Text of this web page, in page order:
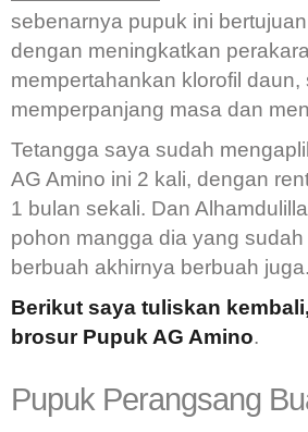
sebenarnya pupuk ini
dengan meningkatkan
mempertahankan klorofil
memperpanjang masa dan
Tetangga saya sudah
AG Amino ini 2 kali, dengan
1 bulan sekali. Dan
pohon mangga dia yang
berbuah akhirnya berbuah juga.
Berikut saya tuliskan
brosur Pupuk AG Amino.
Pupuk Perangsang